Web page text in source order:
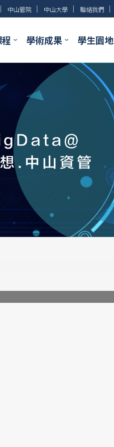
│ 中山管院 │ 中山大學 │ 聯絡我們 │
學術成果 學生園地